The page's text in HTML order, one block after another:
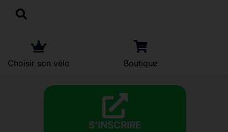
Choisir son vélo Boutique
S'INSCRIRE